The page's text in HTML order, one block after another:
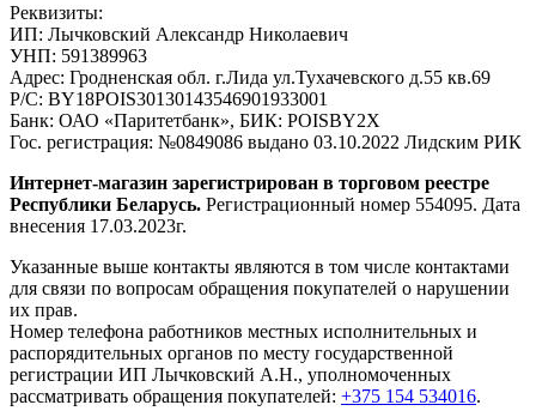
Реквизиты:
ИП: Лычковский Александр Николаевич
УНП: 591389963
Адрес: Гродненская обл. г.Лида ул.Тухачевского д.55 кв.69
Р/С: BY18POIS30130143546901933001
Банк: ОАО «Паритетбанк», БИК: POISBY2X
Гос. регистрация: №0849086 выдано 03.10.2022 Лидским РИК
Интернет-магазин зарегистрирован в торговом реестре
Республики Беларусь. Регистрационный номер 554095. Дата
внесения 17.03.2023г.
Указанные выше контакты являются в том числе контактами
для связи по вопросам обращения покупателей о нарушении
их прав.
Номер телефона работников местных исполнительных и
распорядительных органов по месту государственной
регистрации ИП Лычковский А.Н., уполномоченных
рассматривать обращения покупателей: +375 154 534016.